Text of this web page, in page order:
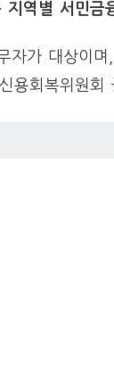
지역별 서민금
자가 대상이며
회복위원회